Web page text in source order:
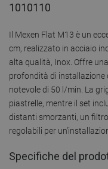
1010110
Il Mexen Flat M13 è un
cm, realizzato in acciaio
alta qualità, Inox. Offre
profondità di installazione
notevole di 50 l/min. La
piastrelle, mentre il set
distanti smorzanti, un
regolabili per
Specifiche del